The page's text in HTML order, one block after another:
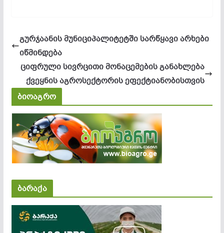
გურჯაანის მუნიციპალიტეტში სარწყავი არხები
იწმინდება
ციფრული სივრცითი მონაცემების განახლება
ქვეყნის აგროსექტორის ეფექტიანობისთვის
ბიოაგრო
ბარაქა